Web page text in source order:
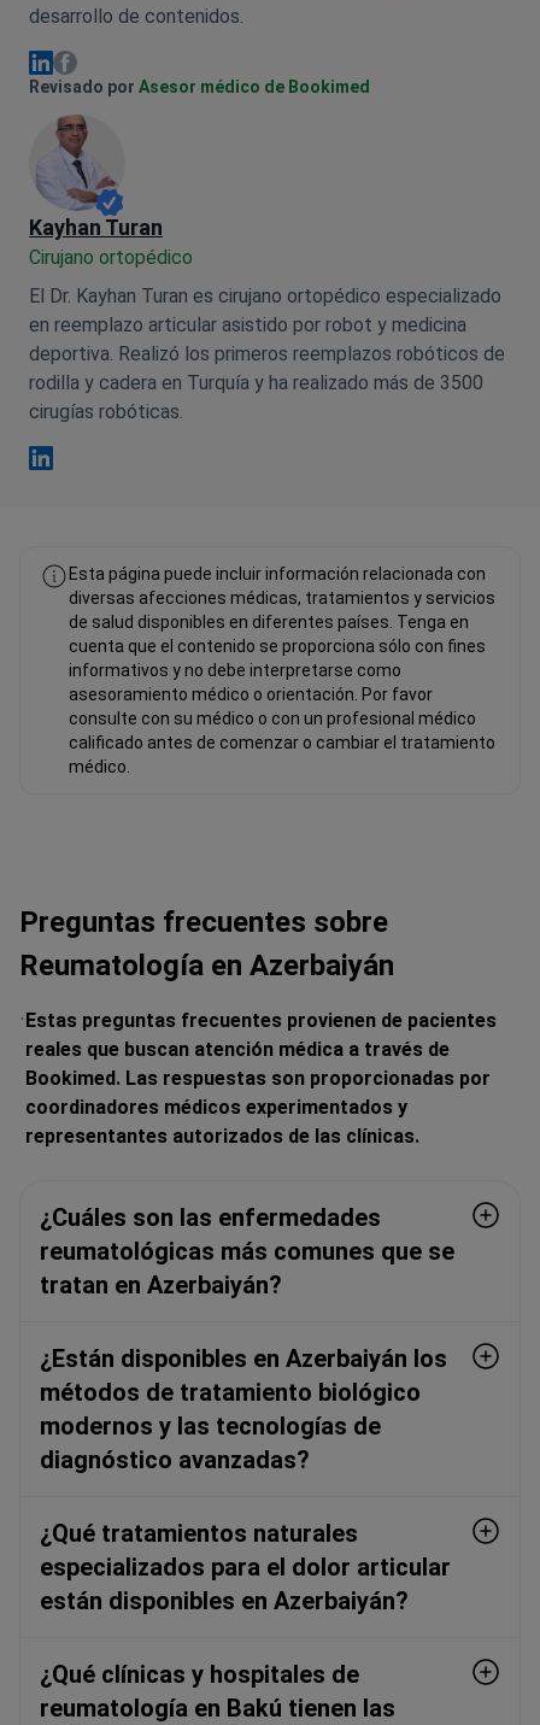
desarrollo de contenidos.
Olena Sikoza Linkedin
Olena Sikoza Facebook
Revisado por Asesor médico de Bookimed
Kayhan Turan
Cirujano ortopédico
El Dr. Kayhan Turan es cirujano ortopédico especializado
en reemplazo articular asistido por robot y medicina
deportiva. Realizó los primeros reemplazos robóticos de
rodilla y cadera en Turquía y ha realizado más de 3500
cirugías robóticas.
Esta página puede incluir información relacionada con
diversas afecciones médicas, tratamientos y servicios
de salud disponibles en diferentes países. Tenga en
cuenta que el contenido se proporciona sólo con fines
informativos y no debe interpretarse como
asesoramiento médico o orientación. Por favor
consulte con su médico o con un profesional médico
calificado antes de comenzar o cambiar el tratamiento
médico.
Preguntas frecuentes sobre
Reumatología en Azerbaiyán
Estas preguntas frecuentes provienen de pacientes
reales que buscan atención médica a través de
Bookimed. Las respuestas son proporcionadas por
coordinadores médicos experimentados y
representantes autorizados de las clínicas.
¿Cuáles son las enfermedades
reumatológicas más comunes que se
tratan en Azerbaiyán?
¿Están disponibles en Azerbaiyán los
métodos de tratamiento biológico
modernos y las tecnologías de
diagnóstico avanzadas?
¿Qué tratamientos naturales
especializados para el dolor articular
están disponibles en Azerbaiyán?
¿Qué clínicas y hospitales de
reumatología en Bakú tienen las